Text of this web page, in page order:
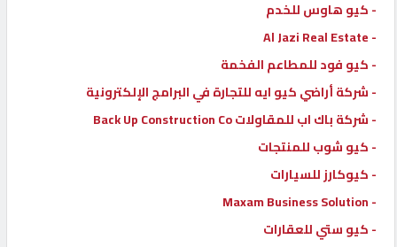
- كيو هاوس للخدم
- Al Jazi Real Estate
- كيو فود للمطاعم الفخمة
- شركة أراضي كيو ايه للتجارة في البرامج الإلكترونية
- شركة باك اب للمقاولات Back Up Construction Co
- كيو شوب للمنتجات
- كيوكارز للسيارات
- Maxam Business Solution
- كيو ستي للعقارات